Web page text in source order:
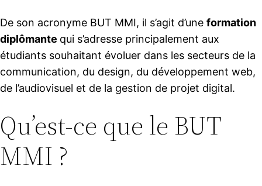
De son acronyme BUT MMI, il s’agit d’une formation
diplômante qui s’adresse principalement aux
étudiants souhaitant évoluer dans les secteurs de la
communication, du design, du développement web,
de l’audiovisuel et de la gestion de projet digital.
Qu’est-ce que le BUT
MMI ?